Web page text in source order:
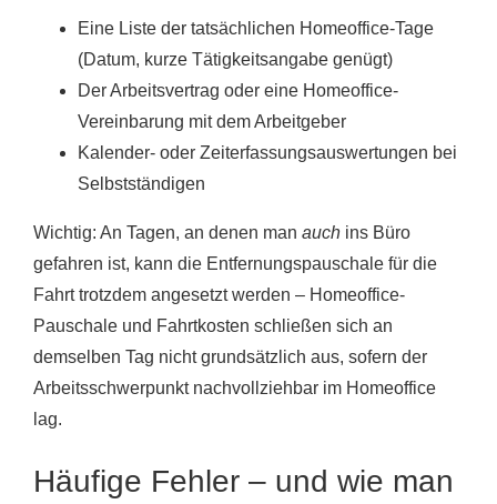
Eine Liste der tatsächlichen Homeoffice-Tage
(Datum, kurze Tätigkeitsangabe genügt)
Der Arbeitsvertrag oder eine Homeoffice-
Vereinbarung mit dem Arbeitgeber
Kalender- oder Zeiterfassungsauswertungen bei
Selbstständigen
Wichtig: An Tagen, an denen man auchins Büro
gefahren ist, kann die Entfernungspauschale für die
Fahrt trotzdem angesetzt werden – Homeoffice-
Pauschale und Fahrtkosten schließen sich an
demselben Tag nicht grundsätzlich aus, sofern der
Arbeitsschwerpunkt nachvollziehbar im Homeoffice
lag.
Häufige Fehler – und wie man